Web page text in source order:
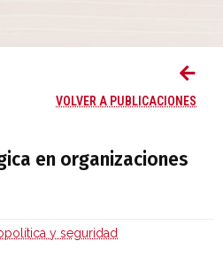
VOLVER A PUBLICACIONES
en organizaciones
y seguridad